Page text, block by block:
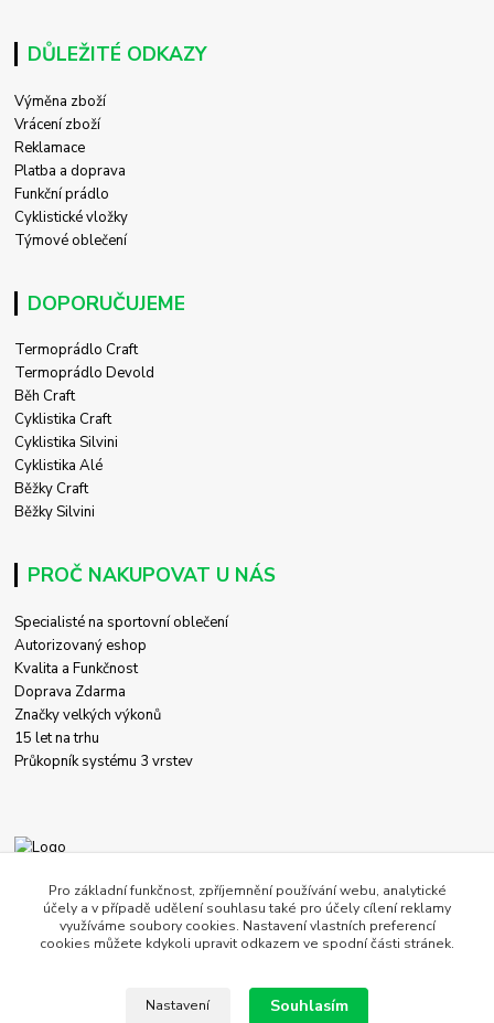
DŮLEŽITÉ ODKAZY
Výměna zboží
Vrácení zboží
Reklamace
Platba a doprava
Funkční prádlo
Cyklistické vložky
Týmové oblečení
DOPORUČUJEME
Termoprádlo Craft
Termoprádlo Devold
Běh Craft
Cyklistika Craft
Cyklistika Silvini
Cyklistika Alé
Běžky Craft
Běžky Silvini
PROČ NAKUPOVAT U NÁS
Specialisté na sportovní oblečení
Autorizovaný eshop
Kvalita a Funkčnost
Doprava Zdarma
Značky velkých výkonů
15 let na trhu
Průkopník systému 3 vrstev
+420 774 458 618
obchod@c-store.cz
Pro základní funkčnost, zpříjemnění používání webu, analytické
účely a v případě udělení souhlasu také pro účely cílení reklamy
využíváme soubory cookies. Nastavení vlastních preferencí
cookies můžete kdykoli upravit odkazem ve spodní části stránek.
Nastavení Souhlasím